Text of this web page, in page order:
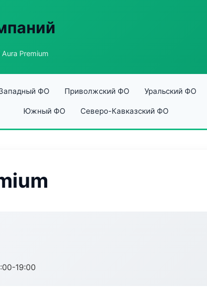
Premium
ФО Приволжский ФО Уральский ФО
Южный ФО Северо-Кавказский ФО
19:00